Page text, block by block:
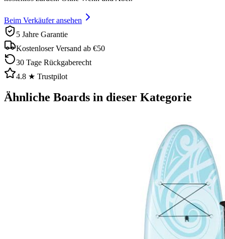
Beim Verkäufer ansehen
5 Jahre Garantie
Kostenloser Versand ab €50
30 Tage Rückgaberecht
4.8 ★ Trustpilot
Ähnliche Boards in dieser Kategorie